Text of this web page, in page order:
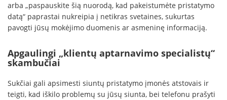
arba „paspauskite šią nuorodą, kad pakeistumėte pristatymo
datą“ paprastai nukreipia į netikras svetaines, sukurtas
pavogti jūsų mokėjimo duomenis ar asmeninę informaciją.
Apgaulingi „klientų aptarnavimo specialistų“
skambučiai
Sukčiai gali apsimesti siuntų pristatymo įmonės atstovais ir
teigti, kad iškilo problemų su jūsų siunta, bei telefonu prašyti